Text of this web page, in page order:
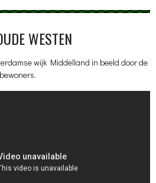
WESTEN
wijk Middelland in beeld door de